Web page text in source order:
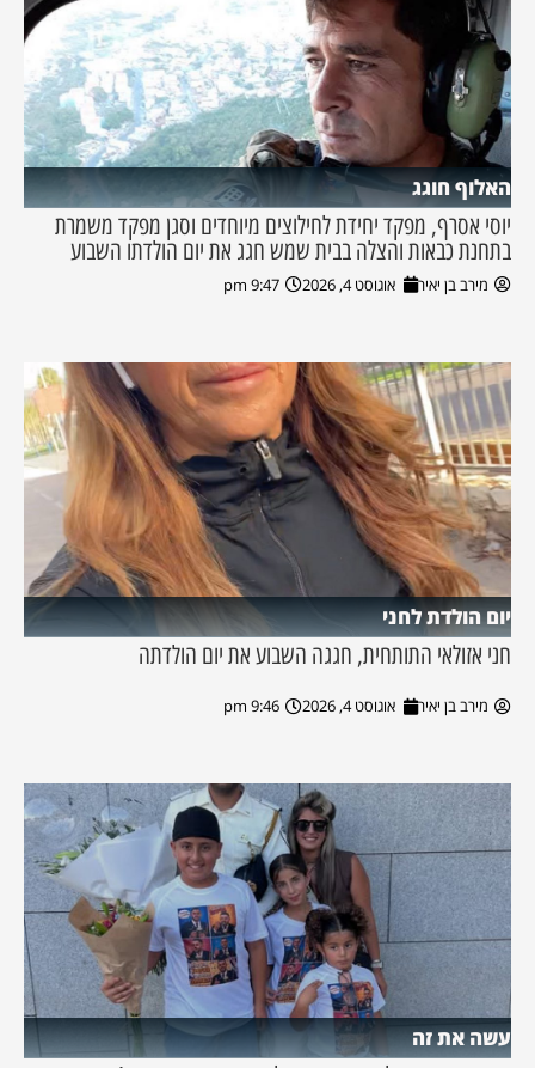
האלוף חוגג
יוסי אסרף, מפקד יחידת לחילוצים מיוחדים וסגן מפקד משמרת
בתחנת כבאות והצלה בבית שמש חגג את יום הולדתו השבוע
מירב בן יאיר אוגוסט 4, 2026 9:47 pm
יום הולדת לחני
חני אזולאי התותחית, חגגה השבוע את יום הולדתה
מירב בן יאיר אוגוסט 4, 2026 9:46 pm
עשה את זה